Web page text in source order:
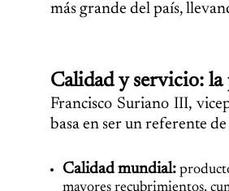
más grande del país,
Calidad y servicio: la
Francisco Suriano III,
basa en ser un referente
Calidad mundial:
mayores recubrimientos,